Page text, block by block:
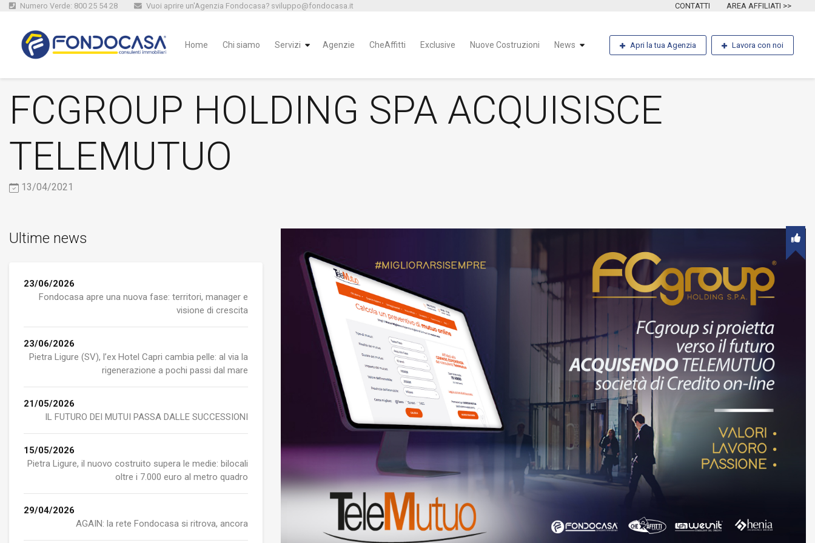
Numero Verde: 800 25 54 28 Vuoi aprire un'Agenzia Fondocasa? sviluppo@fondocasa.it CONTATTI AREA AFFILIATI >>
Home Chi siamo Servizi Agenzie CheAffitti Exclusive Nuove Costruzioni News Apri la tua Agenzia Lavora con noi
FCGROUP HOLDING SPA ACQUISISCE
TELEMUTUO
13/04/2021
Ultime news
23/06/2026
Fondocasa apre una nuova fase: territori, manager e
visione di crescita
23/06/2026
Pietra Ligure (SV), l’ex Hotel Capri cambia pelle: al via la
rigenerazione a pochi passi dal mare
21/05/2026
IL FUTURO DEI MUTUI PASSA DALLE SUCCESSIONI
15/05/2026
Pietra Ligure, il nuovo costruito supera le medie: bilocali
oltre i 7.000 euro al metro quadro
29/04/2026
AGAIN: la rete Fondocasa si ritrova, ancora